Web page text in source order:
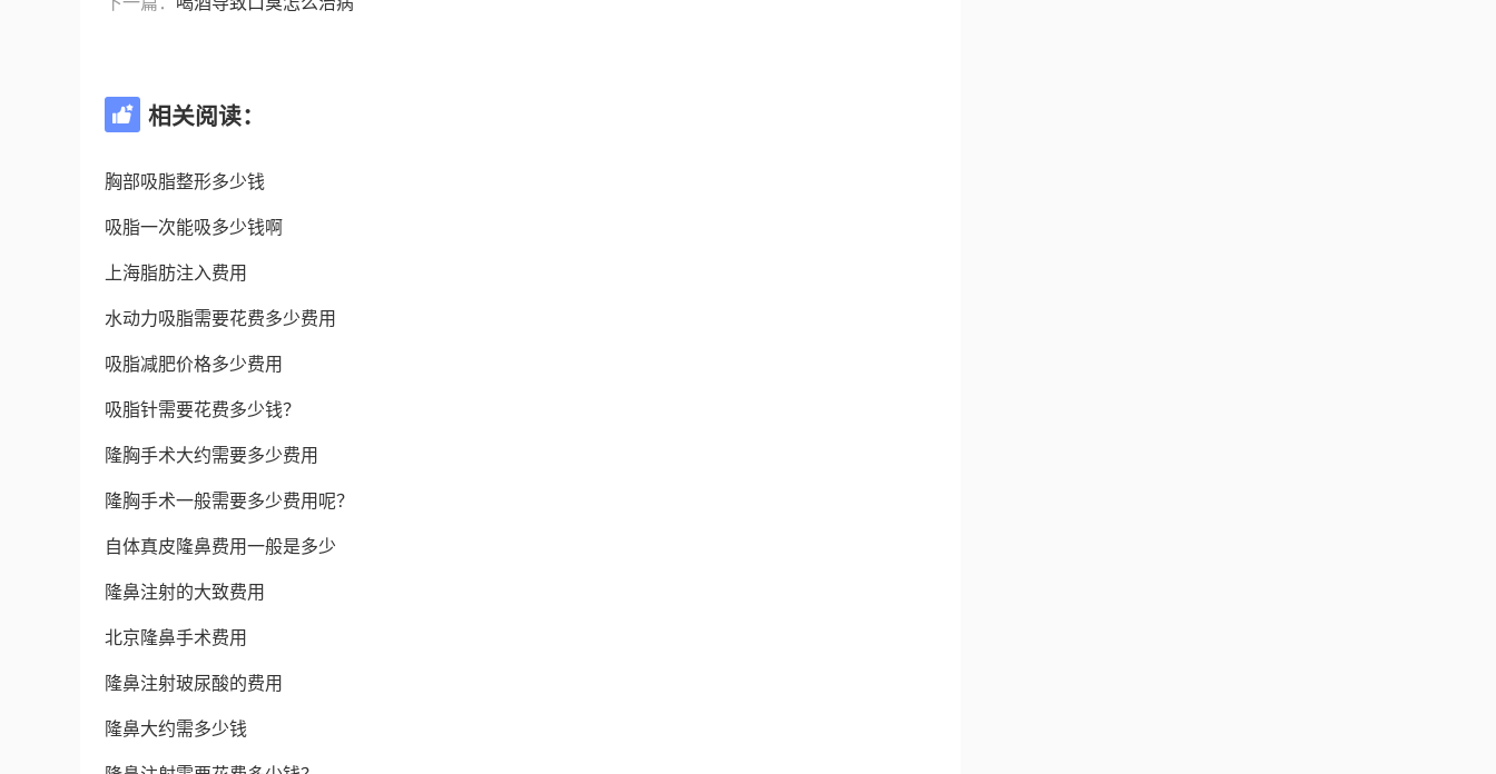
 相关阅读：
胸部吸脂整形多少钱
吸脂一次能吸多少钱啊
上海脂肪注入费用
水动力吸脂需要花费多少费用
吸脂减肥价格多少费用
吸脂针需要花费多少钱？
隆胸手术大约需要多少费用
隆胸手术一般需要多少费用呢？
自体真皮隆鼻费用一般是多少
隆鼻注射的大致费用
北京隆鼻手术费用
隆鼻注射玻尿酸的费用
隆鼻大约需多少钱